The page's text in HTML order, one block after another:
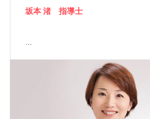
坂本 渚 指導士